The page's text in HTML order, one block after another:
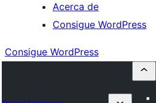
Acerca de
Consigue WordPress
Consigue WordPress